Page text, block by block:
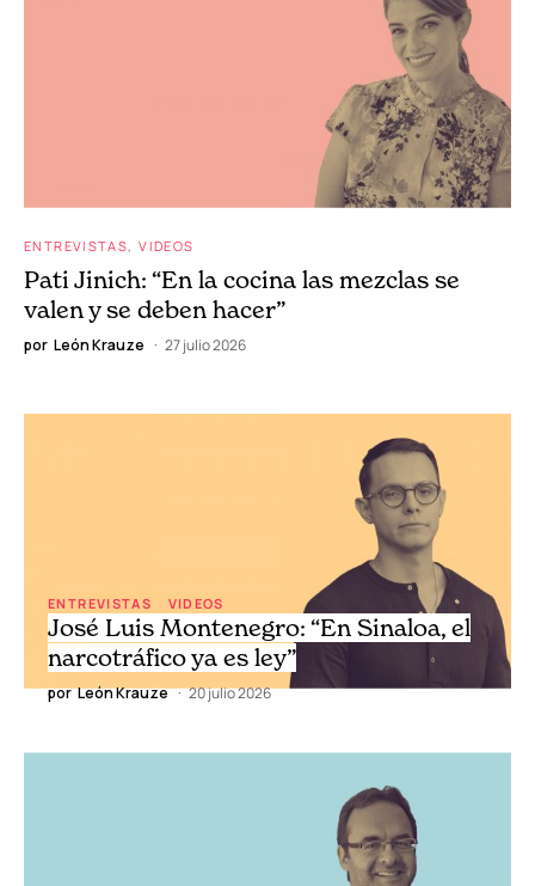
ENTREVISTAS VIDEOS
Pati Jinich: “En la cocina las mezclas se
valen y se deben hacer”
por León Krauze 27 julio 2026
ENTREVISTAS VIDEOS
José Luis Montenegro: “En Sinaloa, el
narcotráfico ya es ley”
por León Krauze 20 julio 2026